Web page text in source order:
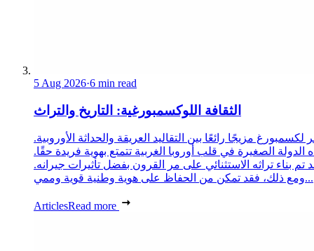
5 Aug 2026·6 min read
الثقافة اللوكسمبورغية: التاريخ والتراث
لكسمبورغ مزيجًا رائعًا بين التقاليد العريقة والحداثة الأوروبية.
الدولة الصغيرة في قلب أوروبا الغربية تتمتع بهوية فريدة حقًا.
تم بناء تراثه الاستثنائي على مر القرون بفضل تأثيرات جيرانه.
ومع ذلك، فقد تمكن من الحفاظ على هوية وطنية قوية وممي...
ArticlesRead more